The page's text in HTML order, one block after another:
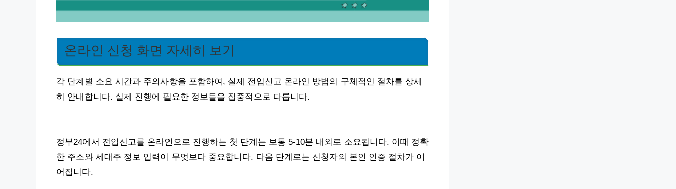
온라인 신청 화면 자세히 보기
각 단계별 소요 시간과 주의사항을 포함하여, 실제 전입신고 온라인 방법의 구체적인 절차를 상세
히 안내합니다. 실제 진행에 필요한 정보들을 집중적으로 다룹니다.
정부24에서 전입신고를 온라인으로 진행하는 첫 단계는 보통 5-10분 내외로 소요됩니다. 이때 정확
한 주소와 세대주 정보 입력이 무엇보다 중요합니다. 다음 단계로는 신청자의 본인 인증 절차가 이
어집니다.